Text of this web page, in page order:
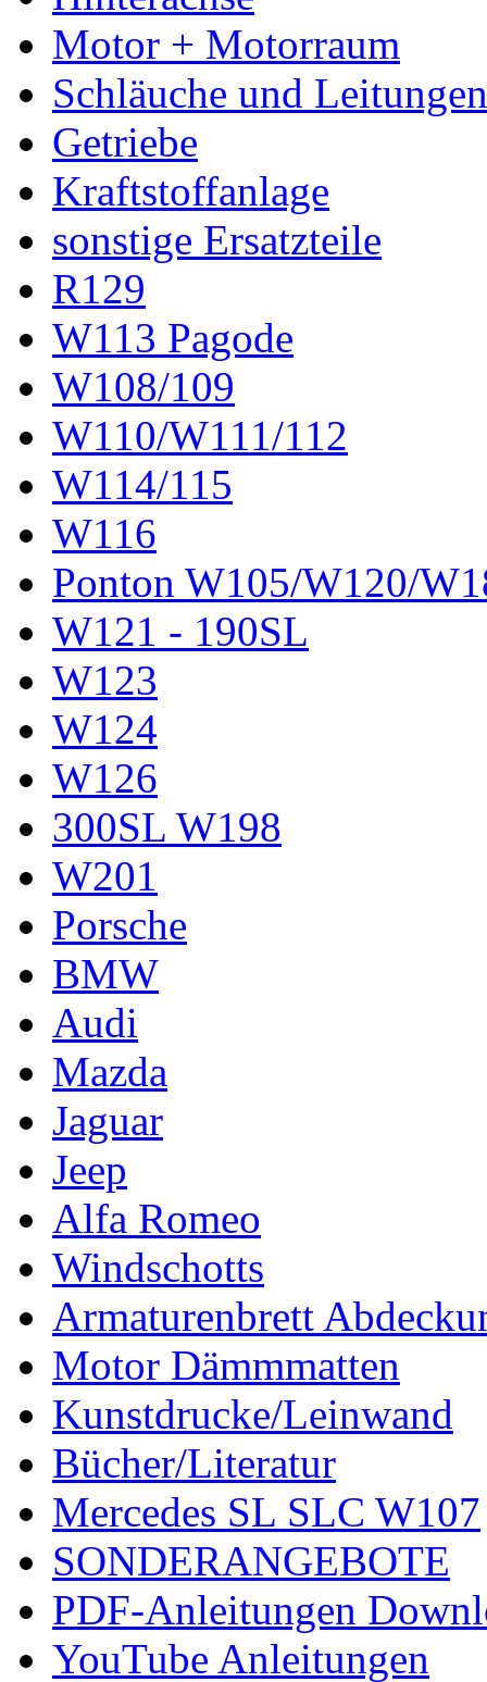
Motor + Motorraum
Schläuche und Leitungen
Getriebe
Kraftstoffanlage
sonstige Ersatzteile
R129
W113 Pagode
W108/109
W110/W111/112
W114/115
W116
Ponton W105/W120/
W121 - 190SL
W123
W124
W126
300SL W198
W201
Porsche
BMW
Audi
Mazda
Jaguar
Jeep
Alfa Romeo
Windschotts
Armaturenbrett
Motor Dämmmatten
Kunstdrucke/Leinwand
Bücher/Literatur
Mercedes SL SLC W107
SONDERANGEBOTE
PDF-Anleitungen
YouTube Anleitungen